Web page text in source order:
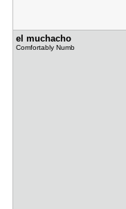
el muchach​o
Comfortably Numb